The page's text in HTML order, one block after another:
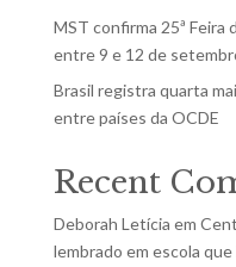
MST confirma 25ª Feira
entre 9 e 12 de
Brasil registra quarta
entre países da OCDE
Recent
Deborah Letícia em
lembrado em escola